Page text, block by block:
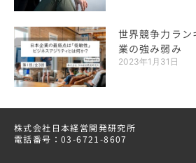
世界競争力ラ
業の強み弱み
2023年1月31日
株式会社日本経営開発研究所
電話番号：03-6721-8607